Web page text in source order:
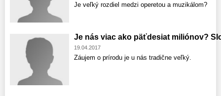
Je veľký rozdiel medzi operetou a muzikálom?
Je nás viac ako päťdesiat miliónov?
19.04.2017
Záujem o prírodu je u nás tradične veľký.